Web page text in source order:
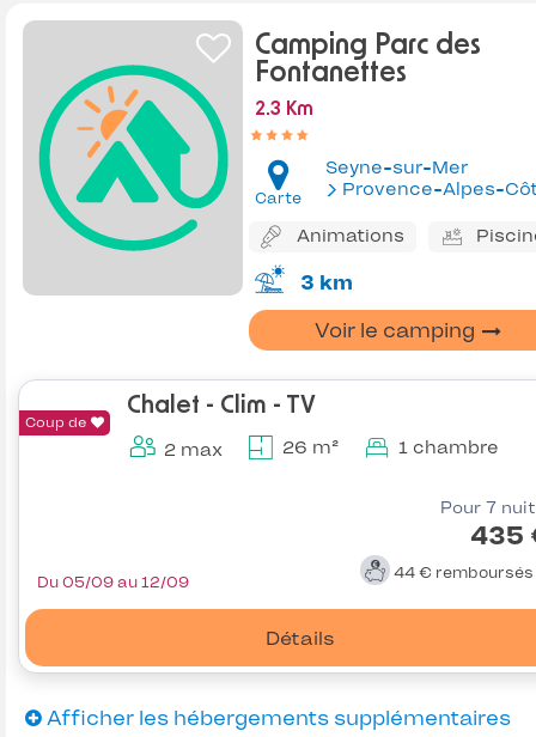
Camping Parc des
Fontanettes
2.3 Km
Carte
Seyne-sur-Mer
Provence-Alpes-Côte
Animations
3 km
Voir le camping
Coup de
Chalet - Clim - TV
2 max 26 m² 1 chambre
Pour 7
435
44 € remboursés
Détails
Du 05/09 au 12/09
Afficher les hébergements supplémentaires